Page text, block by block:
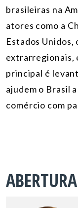
brasileiras na
atores como a
Estados Unidos,
extrarregionais,
principal é
ajudem o Brasil
comércio com